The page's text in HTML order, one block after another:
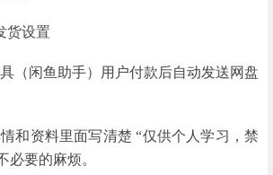
货设置
（闲鱼助手）用户付款后自动发送网盘
和资料里面写清楚 “仅供个人学习，禁
必要的麻烦。